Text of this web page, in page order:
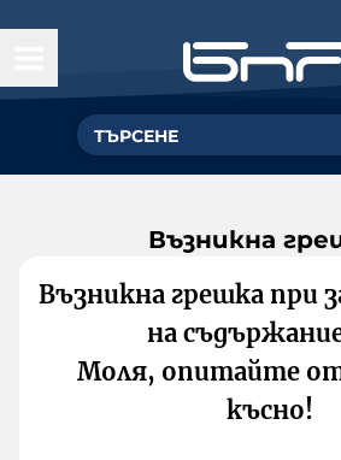
Възникна
Възникна грешка при
на
Моля, опитайте
късно!